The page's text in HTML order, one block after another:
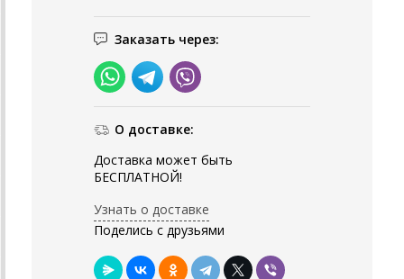
Заказать через:
О доставке:
Доставка может быть
БЕСПЛАТНОЙ!
Узнать о доставке
Поделись с друзьями